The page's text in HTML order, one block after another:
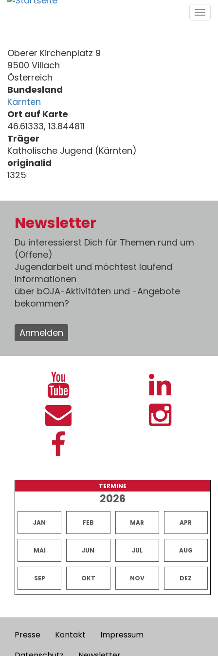
Direkt
Oberer Kirchenplatz 9
9500 Villach
Österreich
Bundesland
Kärnten
Ort auf Karte
46.61333, 13.844811
Träger
Katholische Jugend (Kärnten)
originalid
1325
Newsletter
Du interessierst Dich für Themen rund um
(Offene)
Jugendarbeit und möchtest laufend
Informationen
über bOJA-Aktivitäten und -Angebote
bekommen?
Anmelden
TERMINE
2026
JAN FEB MAR APR
MAI JUN JUL AUG
SEP OKT NOV DEZ
Footer
Presse Kontakt
Impressum